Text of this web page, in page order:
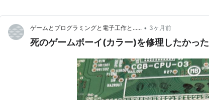
ゲームとプログラミングと電子工作と...... • 3ヶ月前
死のゲームボーイ(カラー)を修理したかった